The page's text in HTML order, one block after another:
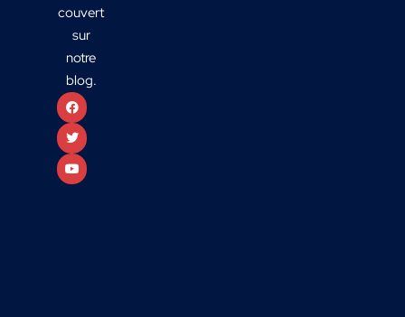
couvert
sur
notre
blog.